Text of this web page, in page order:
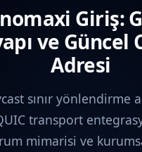
Giriş:
ve Güncel
Adresi
sınır yönlendirme
transport
mimarisi ve